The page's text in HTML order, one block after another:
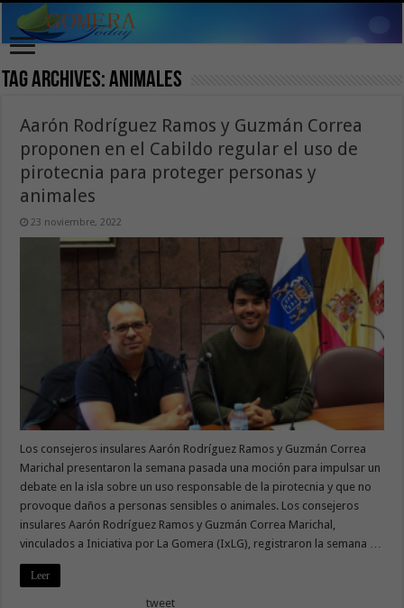
Tag Archives:animales
Aarón Rodríguez Ramos y Guzmán Correa
proponen en el Cabildo regular el uso de
pirotecnia para proteger personas y
animales
23 noviembre, 2022
Los consejeros insulares Aarón Rodríguez Ramos y Guzmán Correa
Marichal presentaron la semana pasada una moción para impulsar un
debate en la isla sobre un uso responsable de la pirotecnia y que no
provoque daños a personas sensibles o animales. Los consejeros
insulares Aarón Rodríguez Ramos y Guzmán Correa Marichal,
vinculados a Iniciativa por La Gomera (IxLG), registraron la semana …
Leer
tweet